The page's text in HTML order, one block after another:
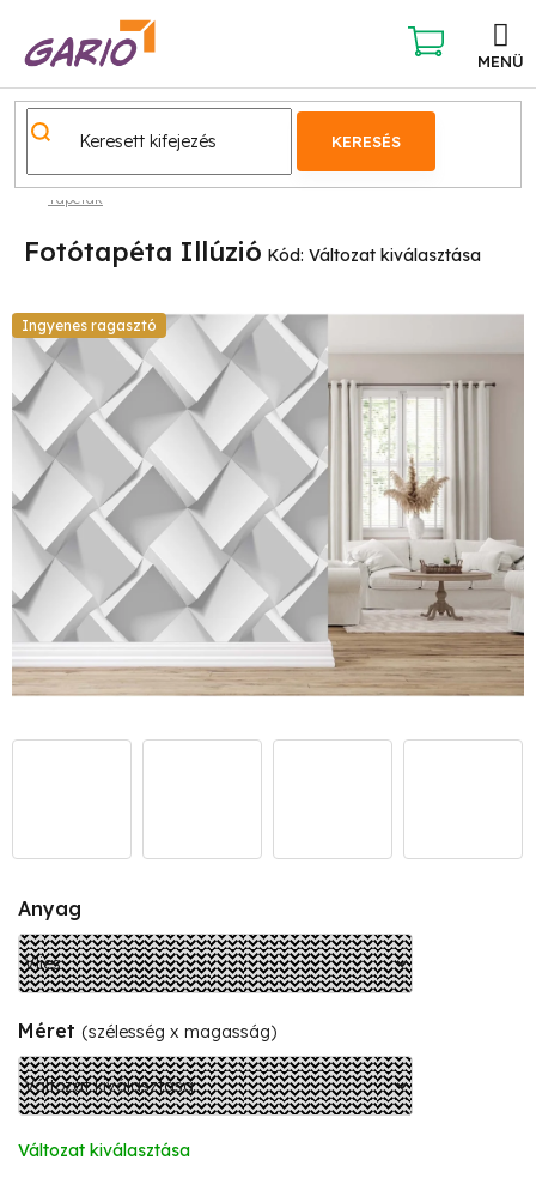
KERESÉS
KOSÁR
Tapéták
Fotótapéta Illúzió Kód: Változat kiválasztása
Ingyenes ragasztó
Anyag
Méret (szélesség x magasság)
Változat kiválasztása